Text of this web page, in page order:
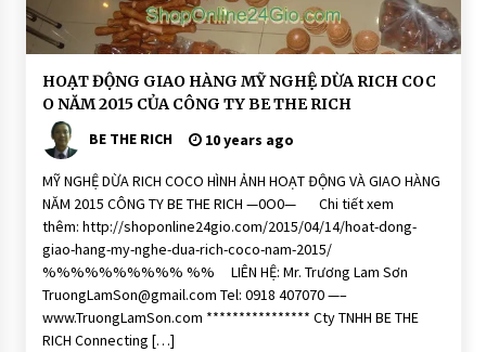
S
o
H
Ạ
Đ
Ộ
G
M
ỹ
g
h
ệ
D
ừ
a
HOẠT ĐỘNG GIAO HÀNG MỸ NGHỆ DỪA RICH COC
O NĂM 2015 CỦA CÔNG TY BE THE RICH
BE THE RICH
10 years ago
MỸ NGHỆ DỪA RICH COCO HÌNH ẢNH HOẠT ĐỘNG VÀ GIAO HÀNG
NĂM 2015 CÔNG TY BE THE RICH —0O0— Chi tiết xem
thêm: http://shoponline24gio.com/2015/04/14/hoat-dong-
giao-hang-my-nghe-dua-rich-coco-nam-2015/
%%%%%%%%%% %% LIÊN HỆ: Mr. Trương Lam Sơn
TruongLamSon@gmail.com Tel: 0918 407070 —–
www.TruongLamSon.com **************** Cty TNHH BE THE
RICH Connecting […]